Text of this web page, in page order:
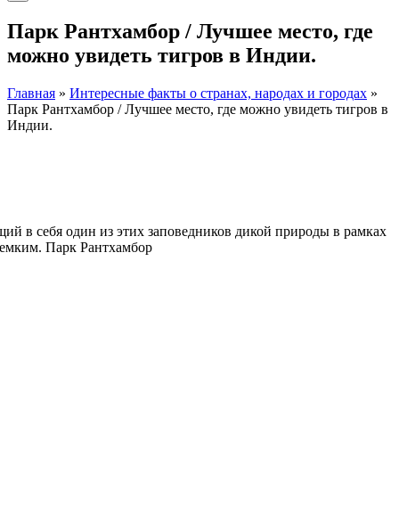
Парк Рантхамбор / Лучшее место, где
можно увидеть тигров в Индии.
Главная » Интересные факты о странах, народах и городах »
Парк Рантхамбор / Лучшее место, где можно увидеть тигров в
Индии.
в себя один из этих заповедников дикой природы в рамках
Парк Рантхамбор